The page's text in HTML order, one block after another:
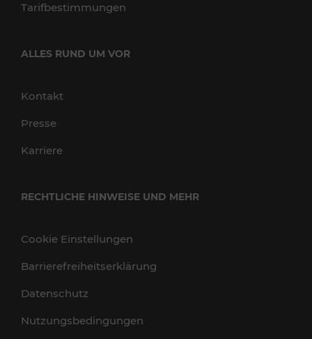
Tarifbestimmungen
ALLES RUND UM VOR
Kontakt
Presse
Karriere
RECHTLICHE HINWEISE UND MEHR
Cookie Einstellungen
Barrierefreiheitserklärung
Datenschutz
Nutzungsbedingungen